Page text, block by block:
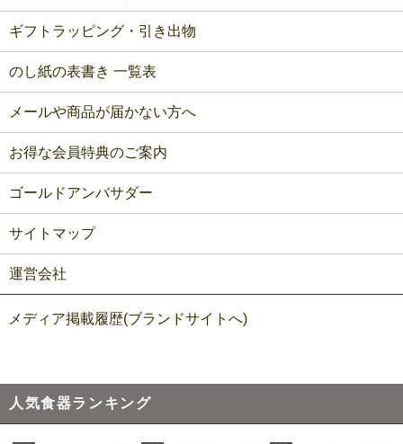
ギフトラッピング・引き出物
のし紙の表書き 一覧表
メールや商品が届かない方へ
お得な会員特典のご案内
ゴールドアンバサダー
サイトマップ
運営会社
メディア掲載履歴(ブランドサイトへ)
人気食器ランキング